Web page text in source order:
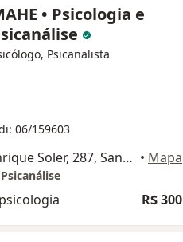
• Psicologia e
Psicanalista
06/159603
Rua: Vereador Henrique Soler, 287, Santos • Mapa
R$ 300